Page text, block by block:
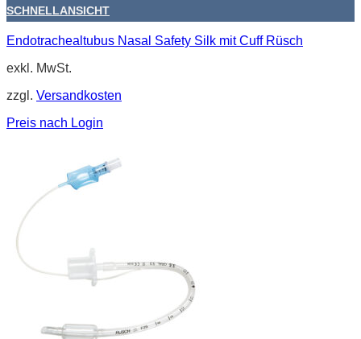
SCHNELLANSICHT
Endotrachealtubus Nasal Safety Silk mit Cuff Rüsch
exkl. MwSt.
zzgl. Versandkosten
Preis nach Login